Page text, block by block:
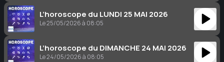
L’horoscope du LUNDI 25 MAI 2026
Le 25/05/2026 à 08:05
L’horoscope du DIMANCHE 24 MAI 2026
Le 24/05/2026 à 08:05